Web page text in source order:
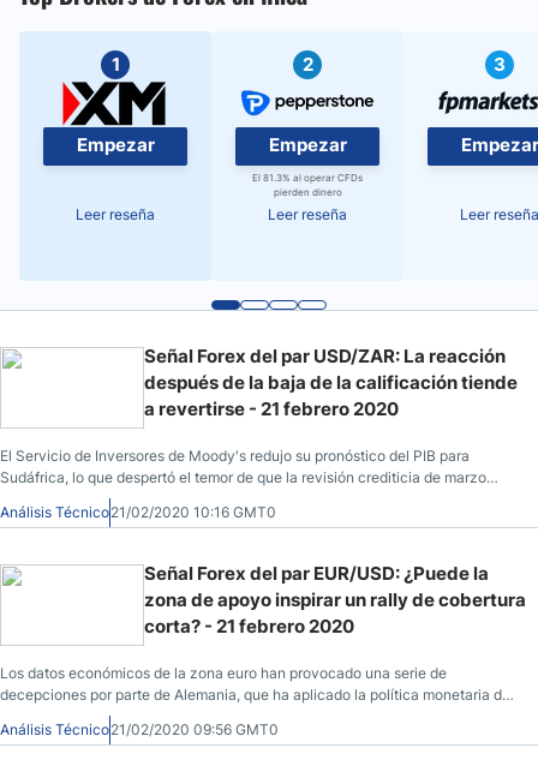
1
Empezar
Leer reseña
2
Empezar
El 81.3% al operar CFDs
pierden dinero
Leer reseña
3
Empezar
Leer reseña
Señal Forex del par USD/ZAR: La reacción
después de la baja de la calificación tiende
a revertirse - 21 febrero 2020
El Servicio de Inversores de Moody's redujo su pronóstico del PIB para
Sudáfrica, lo que despertó el temor de que la revisión crediticia de marzo
viera reducida la calificación crediticia del país a la categoría de "basura".
Análisis Técnico21/02/2020 10:16 GMT0
Señal Forex del par EUR/USD: ¿Puede la
zona de apoyo inspirar un rally de cobertura
corta? - 21 febrero 2020
Los datos económicos de la zona euro han provocado una serie de
decepciones por parte de Alemania, que ha aplicado la política monetaria del
Banco Central Europeo destinada a debilitar el Euro.
Análisis Técnico21/02/2020 09:56 GMT0